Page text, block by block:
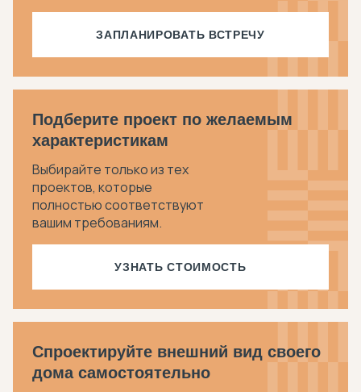
ЗАПЛАНИРОВАТЬ ВСТРЕЧУ
Подберите проект по желаемым
характеристикам
Выбирайте только из тех
проектов, которые
полностью соответствуют
вашим требованиям.
УЗНАТЬ СТОИМОСТЬ
Спроектируйте внешний вид своего
дома самостоятельно